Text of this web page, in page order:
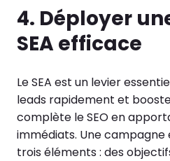
4. Déployer
SEA efficace
Le SEA est un levier
leads rapidement et
complète le SEO en
immédiats. Une
trois éléments : des